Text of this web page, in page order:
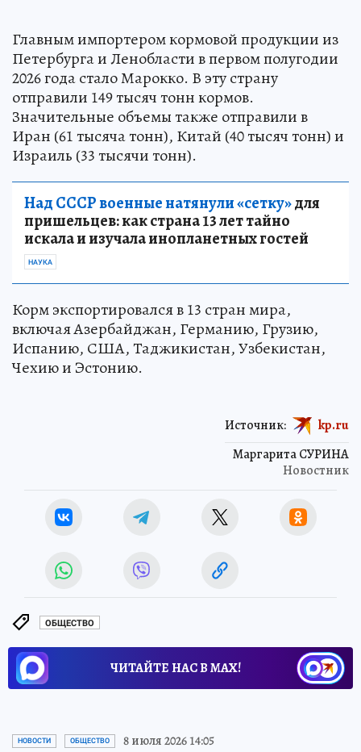
Главным импортером кормовой продукции из
Петербурга и Ленобласти в первом полугодии
2026 года стало Марокко. В эту страну
отправили 149 тысяч тонн кормов.
Значительные объемы также отправили в
Иран (61 тысяча тонн), Китай (40 тысяч тонн) и
Израиль (33 тысячи тонн).
Над СССР военные натянули «сетку»для
пришельцев: как страна 13 лет тайно
искала и изучала инопланетных гостей
НАУКА
Корм экспортировался в 13 стран мира,
включая Азербайджан, Германию, Грузию,
Испанию, США, Таджикистан, Узбекистан,
Чехию и Эстонию.
Маргарита СУРИНА
Новостник
Источник: kp.ru
ОБЩЕСТВО
ЧИТАЙТЕ НАС В МАХ!
НОВОСТИ ОБЩЕСТВО 8 июля 2026 14:05